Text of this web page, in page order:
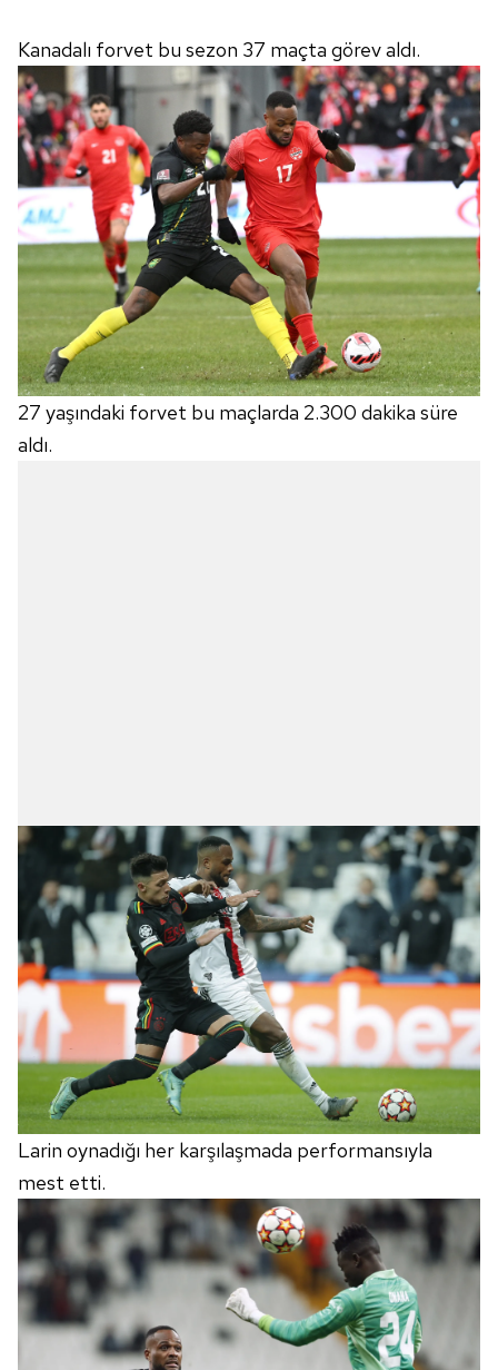
Kanadalı forvet bu sezon 37 maçta görev aldı.
27 yaşındaki forvet bu maçlarda 2.300 dakika süre
aldı.
Larin oynadığı her karşılaşmada performansıyla
mest etti.